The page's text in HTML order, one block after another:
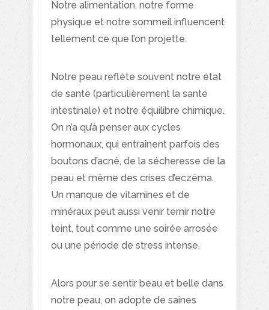
Notre alimentation, notre forme
physique et notre sommeil influencent
tellement ce que l’on projette.
Notre peau reflète souvent notre état
de santé (particulièrement la santé
intestinale) et notre équilibre chimique.
On n’a qu’à penser aux cycles
hormonaux, qui entraînent parfois des
boutons d’acné, de la sécheresse de la
peau et même des crises d’eczéma.
Un manque de vitamines et de
minéraux peut aussi venir ternir notre
teint, tout comme une soirée arrosée
ou une période de stress intense.
Alors pour se sentir beau et belle dans
notre peau, on adopte de saines